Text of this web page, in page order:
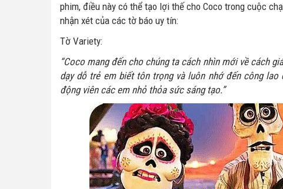
phim, điều này có thể tạo lợi thế cho Coco trong cuộc
nhận xét của các tờ báo uy tín:
Tờ Variety:
“Coco mang đến cho chúng ta cách nhìn mới về cách
dạy dỗ trẻ em biết tôn trọng và luôn nhớ đến công
động viên các em nhỏ thỏa sức sáng tạo.”